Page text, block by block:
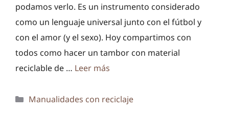
podamos verlo. Es un instrumento considerado
como un lenguaje universal junto con el fútbol y
con el amor (y el sexo). Hoy compartimos con
todos como hacer un tambor con material
reciclable de … Leer más
Categorías
Manualidades con reciclaje